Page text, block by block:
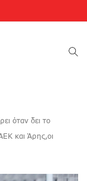
όταν δει το
και Άρης,οι